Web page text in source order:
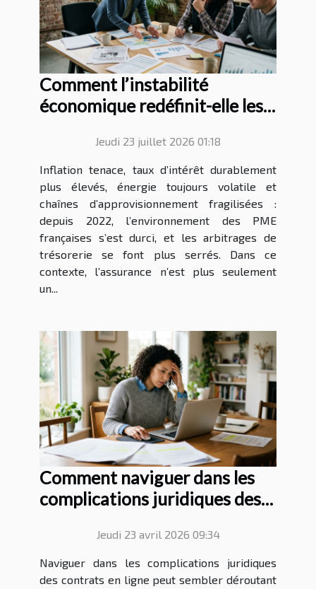
Comment l’instabilité
économique redéfinit-elle les
Jeudi 23 juillet 2026 01:18
Inflation tenace, taux d’intérêt durablement
plus élevés, énergie toujours volatile et
chaînes d’approvisionnement fragilisées :
depuis 2022, l’environnement des PME
françaises s’est durci, et les arbitrages de
trésorerie se font plus serrés. Dans ce
contexte, l’assurance n’est plus seulement
un...
Comment naviguer dans les
complications juridiques des
Jeudi 23 avril 2026 09:34
Naviguer dans les complications juridiques
des contrats en ligne peut sembler déroutant